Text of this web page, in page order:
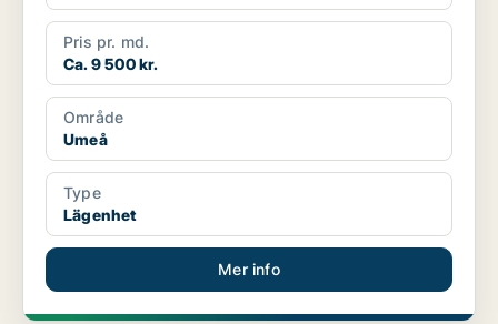
Pris pr. md.
Ca. 9 500 kr.
Område
Umeå
Type
Lägenhet
Mer info